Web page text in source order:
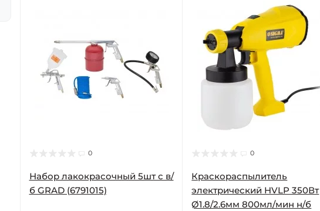
0
Набор лакокрасочный 5шт с в/
б GRAD (6791015)
0
Краскораспылитель
электрический HVLP 350Вт
Ø1.8/2.6мм 800мл/мин н/б